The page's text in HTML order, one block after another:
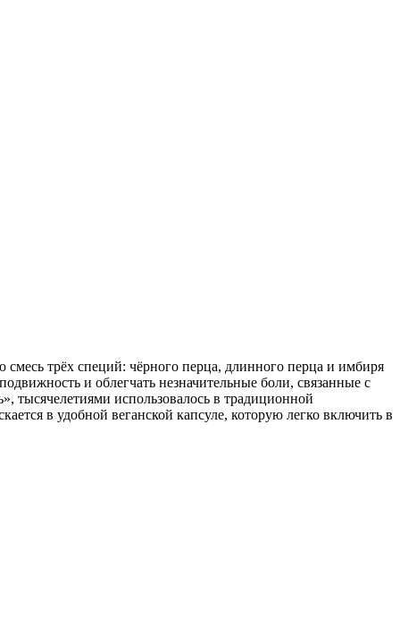
трёх специй: чёрного перца, длинного перца и имбиря
и облегчать незначительные боли, связанные с
тысячелетиями использовалось в традиционной
в удобной веганской капсуле, которую легко включить в